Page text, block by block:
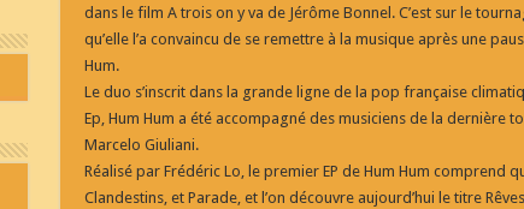
dans le film A trois on y va de Jérôme Bonnel. C’est sur le
qu’elle l’a convaincu de se remettre à la musique après une
Hum.
Le duo s’inscrit dans la grande ligne de la pop française
Ep, Hum Hum a été accompagné des musiciens de la dernière
Marcelo Giuliani.
Réalisé par Frédéric Lo, le premier EP de Hum Hum comprend
Clandestins, et Parade, et l’on découvre aujourd’hui le titre